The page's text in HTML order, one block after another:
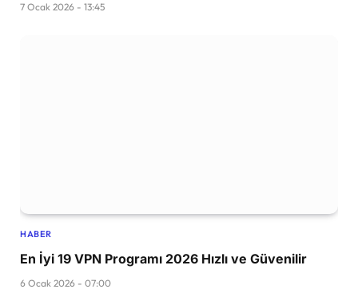
7 Ocak 2026 - 13:45
HABER
En İyi 19 VPN Programı 2026 Hızlı ve Güvenilir
6 Ocak 2026 - 07:00